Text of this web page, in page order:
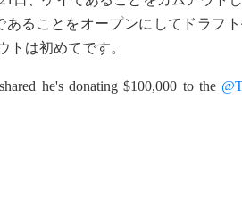
ることをオープンにしてドラフ
トは初めてです。
he's donating $100,000 to the